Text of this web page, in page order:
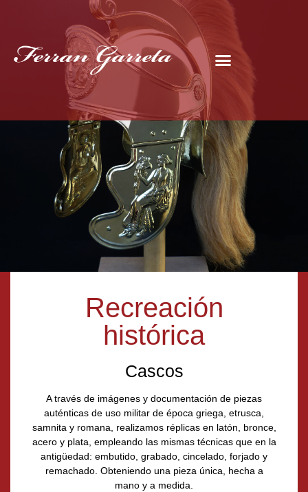
Recreación
histórica
Cascos
A través de imágenes y documentación de piezas
auténticas de uso militar de época griega, etrusca,
samnita y romana, realizamos réplicas en latón, bronce,
acero y plata, empleando las mismas técnicas que en la
antigüedad: embutido, grabado, cincelado, forjado y
remachado. Obteniendo una pieza única, hecha a
mano y a medida.